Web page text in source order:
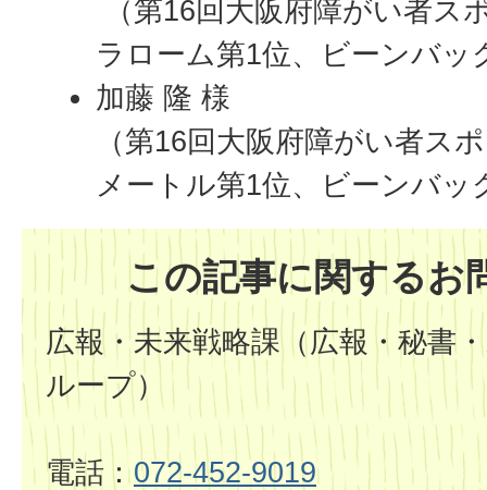
（第16回大阪府障がい者ス
ラローム第1位、ビーンバッ
加藤 隆 様
（第16回大阪府障がい者ス
メートル第1位、ビーンバッ
この記事に関するお
広報・未来戦略課（広報・秘書
ループ）
電話：072-452-9019